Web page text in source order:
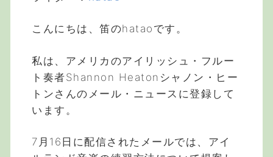
こんにちは、笛のhataoです。
私は、アメリカのアイリッシュ・フルー
ト奏者Shannon Heatonシャノン・ヒー
トンさんのメール・ニュースに登録して
います。
7月16日に配信されたメールでは、アイ